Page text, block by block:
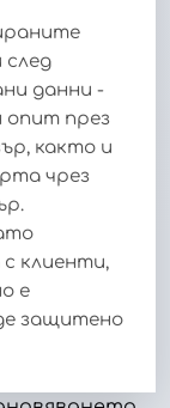
данни -
опит през
както и
чрез
клиенти,
е
защитено